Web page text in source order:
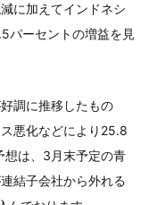
に加えてインドネシ
パーセントの増益を見
調に推移したもの
悪化などにより25.8
想は、3月末予定の青
結子会社から外れる